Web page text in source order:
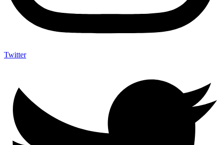
Twitter